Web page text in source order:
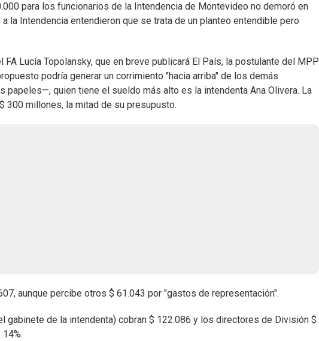
para los funcionarios de la Intendencia de Montevideo no demoró en
la Intendencia entendieron que se trata de un planteo entendible pero
FA Lucía Topolansky, que en breve publicará El País, la postulante del MPP
podría generar un corrimiento "hacia arriba" de los demás
quien tiene el sueldo más alto es la intendenta Ana Olivera. La
300 millones, la mitad de su presupusto.
aunque percibe otros $ 61.043 por "gastos de representación".
gabinete de la intendenta) cobran $ 122.086 y los directores de División $